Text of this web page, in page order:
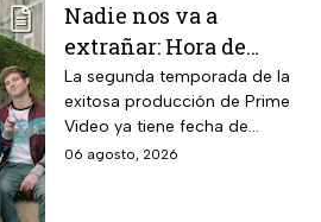
Nadie nos va a
extrañar: Hora de
estreno de la
Temporada 2 y reparto
completo
La segunda temporada de la
exitosa producción de Prime
Video ya tiene fecha de
estreno. Conoce el horario en
06 agosto, 2026